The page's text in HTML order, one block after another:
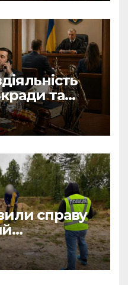
та
справу